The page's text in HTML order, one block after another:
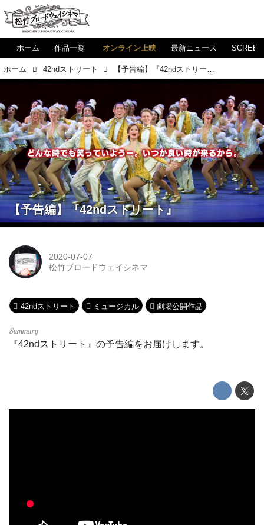
ホーム 作品一覧 オンライン上映 最新ニュース
ホーム 42ndストリート 【予告編】『42ndストリート』
【予告編】『42ndストリート』
2020-07-07
松竹ブロードウェイシネマ
42ndストリート ミュージカル 劇場公開作品
『42ndストリート』の予告編をお届けします。